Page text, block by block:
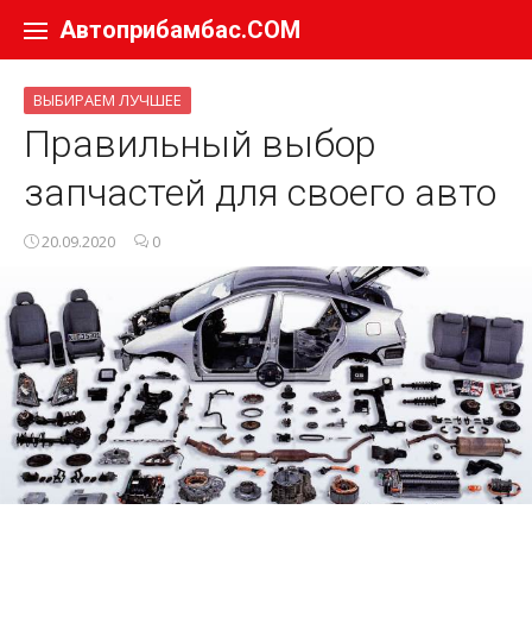
Автоприбамбас.COM
ВЫБИРАЕМ ЛУЧШЕЕ
Правильный выбор
запчастей для своего авто
20.09.2020 0